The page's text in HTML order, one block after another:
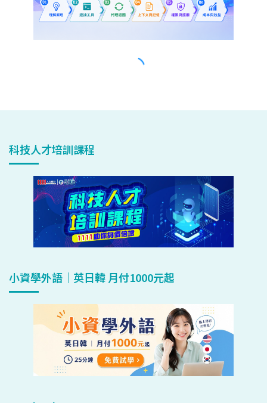
科技人才培訓課程
小資學外語｜英日韓 月付1000元起